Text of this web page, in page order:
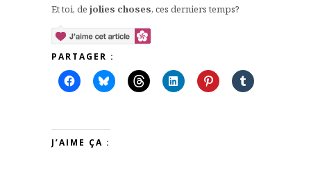
Et toi, de jolies choses, ces derniers temps?
PARTAGER :
J’AIME ÇA :